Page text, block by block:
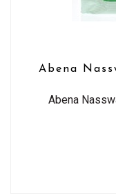
Abena
Abena